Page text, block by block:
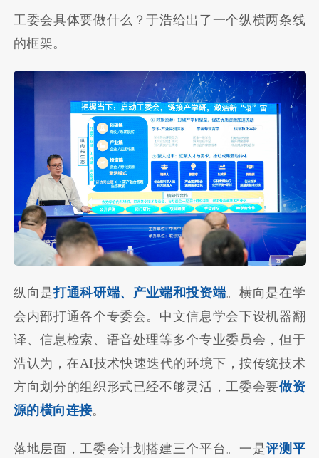
工委会具体要做什么？于浩给出了一个纵横两条线
的框架。
纵向是打通科研端、产业端和投资端。横向是在学
会内部打通各个专委会。中文信息学会下设机器翻
译、信息检索、语音处理等多个专业委员会，但于
浩认为，在AI技术快速迭代的环境下，按传统技术
方向划分的组织形式已经不够灵活，工委会要做资
源的横向连接。
落地层面，工委会计划搭建三个平台。一是评测平